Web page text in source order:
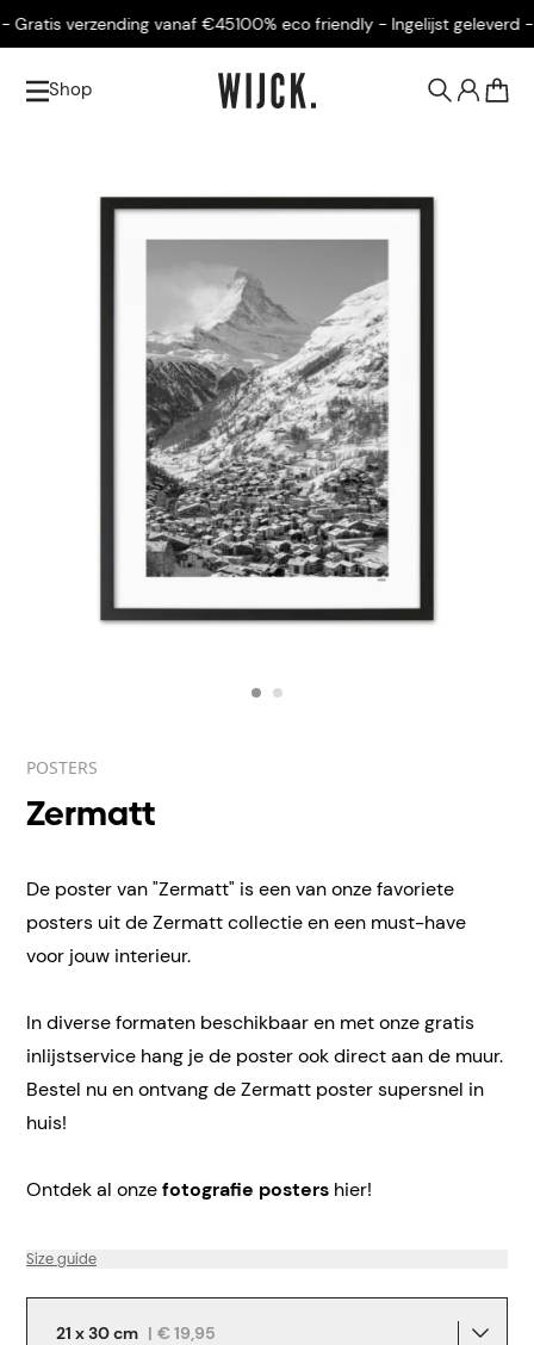
verzending vanaf €45100% eco friendly - Ingelijst geleverd -
Shop
POSTERS
Zermatt
De poster van "Zermatt" is een van onze favoriete
posters uit de Zermatt collectie en een must-have
voor jouw interieur.
In diverse formaten beschikbaar en met onze gratis
inlijstservice hang je de poster ook direct aan de muur.
Bestel nu en ontvang de Zermatt poster supersnel in
huis!
Ontdek al onzefotografie posters hier!
Size guide
21 x 30 cm | € 19,95